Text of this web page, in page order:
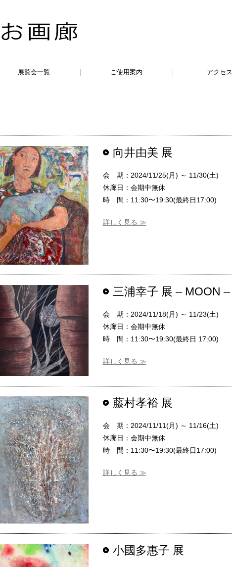
展覧会一覧 ご使用案内 アクセス
向井由美 展
会 期：2024/11/25(月) ～ 11/30(土)
休廊日：会期中無休
時 間：11:30〜19:30(最終日17:00)
詳しく見る ≫
三浦幸子 展 – MOON –
会 期：2024/11/18(月) ～ 11/23(土)
休廊日：会期中無休
時 間：11:30〜19:30(最終日 17:00)
詳しく見る ≫
藤村孝裕 展
会 期：2024/11/11(月) ～ 11/16(土)
休廊日：会期中無休
時 間：11:30〜19:30(最終日17:00)
詳しく見る ≫
小國多惠子 展